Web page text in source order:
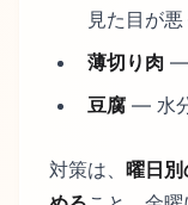
見た目が
薄切り肉 —
豆腐 — 水
対策は、 曜日